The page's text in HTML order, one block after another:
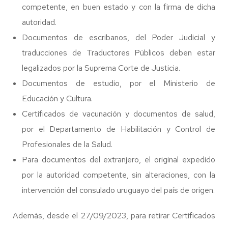
competente, en buen estado y con la firma de dicha
autoridad.
Documentos de escribanos, del Poder Judicial y
traducciones de Traductores Públicos deben estar
legalizados por la Suprema Corte de Justicia.
Documentos de estudio, por el Ministerio de
Educación y Cultura.
Certificados de vacunación y documentos de salud,
por el Departamento de Habilitación y Control de
Profesionales de la Salud.
Para documentos del extranjero, el original expedido
por la autoridad competente, sin alteraciones, con la
intervención del consulado uruguayo del país de origen.
Además, desde el 27/09/2023, para retirar Certificados